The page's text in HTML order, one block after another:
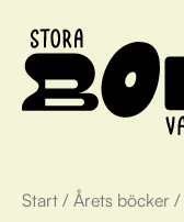
Start / Årets böcker /